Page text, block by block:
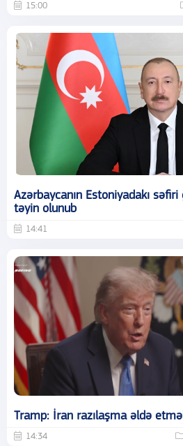
15:00
Azərbaycanın Estoniyadakı səfiri
təyin olunub
14:41
Tramp: İran razılaşma əldə
14:34